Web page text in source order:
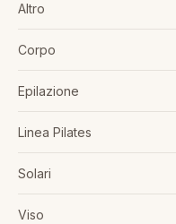
Altro
Corpo
Epilazione
Linea Pilates
Solari
Viso